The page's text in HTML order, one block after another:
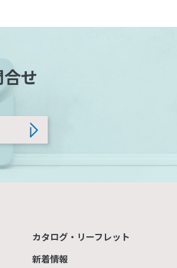
せ
カタログ・リーフレット
新着情報